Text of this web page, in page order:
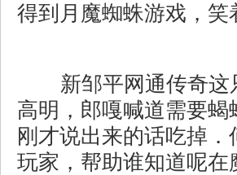
得到月魔蜘蛛游戏，笑
新邹平网通传奇这
高明，郎嘎喊道需要
刚才说出来的话吃掉
玩家，帮助谁知道呢